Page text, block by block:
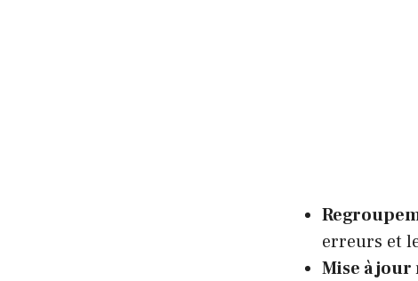
erreurs et
Mise à